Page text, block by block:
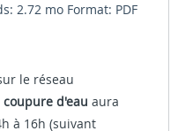
2.72 mo Format: PDF
le réseau
coupure d'eau aura
à 16h (suivant